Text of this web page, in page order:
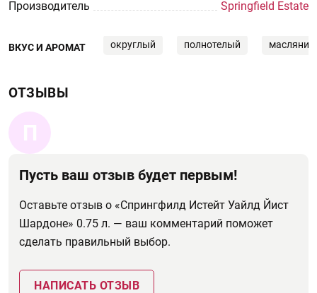
Производитель Springfield Estate
ВКУС И АРОМАТ округлый полнотелый
ОТЗЫВЫ
П
Пусть ваш отзыв будет первым!
Оставьте отзыв о «Спрингфилд Истейт Уайлд Йист
Шардоне» 0.75 л. — ваш комментарий поможет
сделать правильный выбор.
НАПИСАТЬ ОТЗЫВ